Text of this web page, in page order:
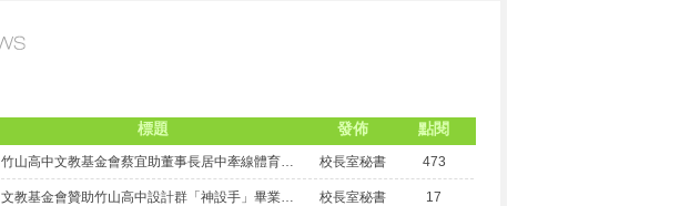
標題 發佈 點閱
竹山高中文教基金會蔡宜助董事長居中牽線體育班獲熱心企業與功德會捐贈物資 助力學生運動發展(114年3月) 校長室秘書 473
文教基金會贊助竹山高中設計群「神設手」畢業專題成果展辦理 校長室秘書 17